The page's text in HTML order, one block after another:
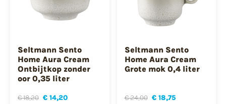
Seltmann Sento
Home Aura Cream
Ontbijtkop zonder
oor 0,35 liter
€ 18,20 € 14,20
Seltmann Sento
Home Aura Cream
Grote mok 0,4 liter
€ 24,00 € 18,75